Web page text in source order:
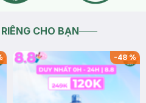
CHO BẠN
-48%